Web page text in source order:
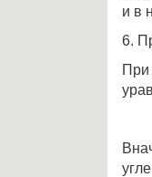
и в
6.
При